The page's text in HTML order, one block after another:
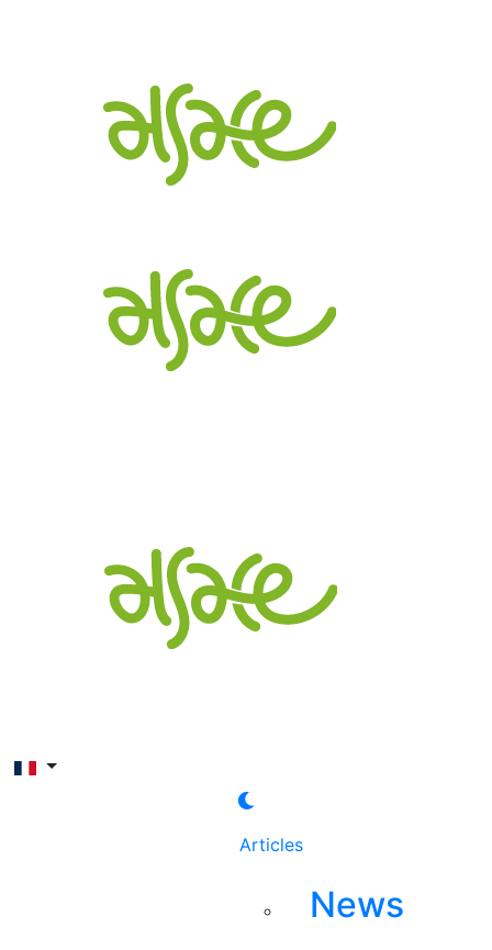
Articles
News